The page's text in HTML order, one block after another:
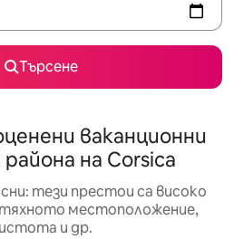
Търсене
ваканционни
на Corsica
тези престои са високо
тяхното местоположение,
и др.